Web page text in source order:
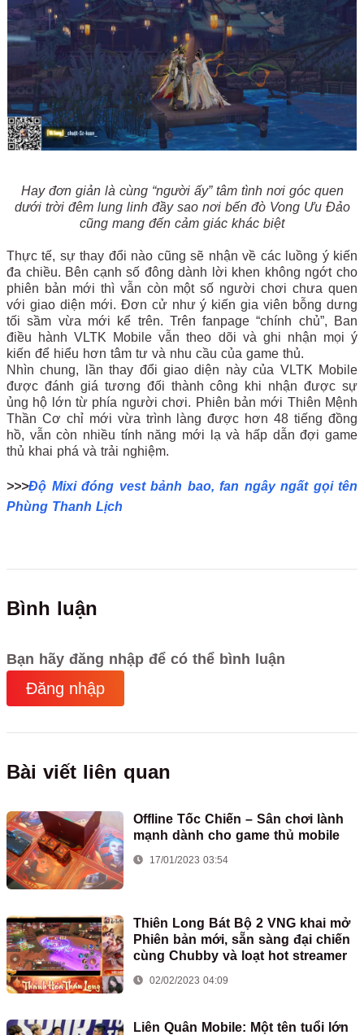
Hay đơn giản là cùng “người ấy” tâm tình nơi góc quen
dưới trời đêm lung linh đầy sao nơi bến đò Vong Ưu Đảo
cũng mang đến cảm giác khác biệt
Thực tế, sự thay đổi nào cũng sẽ nhận về các luồng ý kiến
đa chiều. Bên cạnh số đông dành lời khen không ngớt cho
phiên bản mới thì vẫn còn một số người chơi chưa quen
với giao diện mới. Đơn cử như ý kiến gia viên bỗng dưng
tối sầm vừa mới kể trên. Trên fanpage “chính chủ”, Ban
điều hành VLTK Mobile vẫn theo dõi và ghi nhận mọi ý
kiến để hiểu hơn tâm tư và nhu cầu của game thủ.
Nhìn chung, lần thay đổi giao diện này của VLTK Mobile
được đánh giá tương đối thành công khi nhận được sự
ủng hộ lớn từ phía người chơi. Phiên bản mới Thiên Mệnh
Thần Cơ chỉ mới vừa trình làng được hơn 48 tiếng đồng
hồ, vẫn còn nhiều tính năng mới lạ và hấp dẫn đợi game
thủ khai phá và trải nghiệm.
>>>Độ Mixi đóng vest bảnh bao, fan ngây ngất gọi tên
Phùng Thanh Lịch
Bình luận
Bạn hãy đăng nhập để có thể bình luận
Đăng nhập
Bài viết liên quan
Offline Tốc Chiến – Sân chơi lành
mạnh dành cho game thủ mobile
17/01/2023 03:54
Thiên Long Bát Bộ 2 VNG khai mở
Phiên bản mới, sẵn sàng đại chiến
cùng Chubby và loạt hot streamer
02/02/2023 04:09
Liên Quân Mobile: Một tên tuổi lớn